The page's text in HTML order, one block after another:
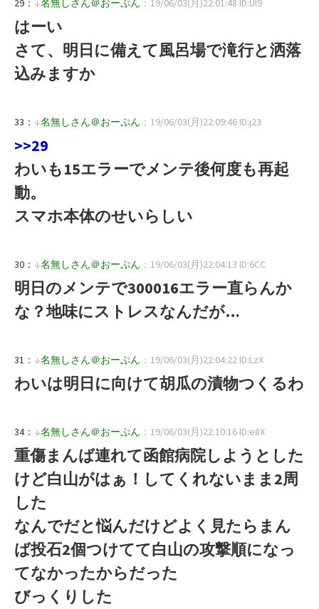
はーい
さて、明日に備えて風呂場で滝行と洒落
込みますか
33： ↓名無しさん＠おーぷん ：19/06/03(月)22:09:46 ID:j23
>>29
わいも15エラーでメンテ後何度も再起
動。
スマホ本体のせいらしい
30： ↓名無しさん＠おーぷん ：19/06/03(月)22:04:13 ID:6CC
明日のメンテで300016エラー直らんか
な？地味にストレスなんだが…
31： ↓名無しさん＠おーぷん ：19/06/03(月)22:04:22 ID:LzX
わいは明日に向けて胡瓜の漬物つくるわ
34： ↓名無しさん＠おーぷん ：19/06/03(月)22:10:16 ID:e8X
重傷まんば連れて函館病院しようとした
けど白山がはぁ！してくれないまま2周
した
なんでだと悩んだけどよく見たらまん
ば投石2個つけてて白山の攻撃順になっ
てなかったからだった
びっくりした